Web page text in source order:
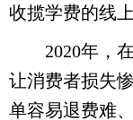
收揽学费的线
2020年，在
让消费者损失
单容易退费难